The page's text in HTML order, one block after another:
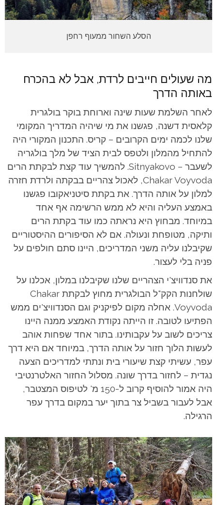
הסלע השחור ממעוף רחפן
מה שעולים חייבים לרדת, אבל לא בהכרח
באותה הדרך
לאחר השלמת שעות שינה וארוחת בוקר בולגרית
קלאסית דשנה, פגשנו את מי שיהיה המדריך המקומי
שלנו לכמה ימים הקרובים – קריס. התכנון המקורי היה
להתחיל מהמלון ולטפס לבית הציד של מלך בולגריה
לשעבר – Sitnyakovo. להמשיך עוד קצת לבקתת הרים
Chakar Voyvoda, לאכול צהריים בבקתה ולרדת חזרה
למלון על אותה הדרך. את בקתת סיטניאקובו פגשנו
באמצע העליה והיא לא ממש הרשימה אף אחד
במיוחד. מבחוץ היא נראתה כמו עוד בקתת הרים
ותיקה, מטופחת ונעולה. אם לא הסיפורים ההיסטוריים
שקיבלנו עליה משני המדריכים, היינו סתם חולפים על
פניה בלי לעצור.
את סנדוויצ'י הצהריים שלנו שקיבלנו במלון, אכלנו על
שולחנות הקק"ל הבולגרית מחוץ לבקתת Chakar
Voyvoda. אחלה מקום לפיקניק וגם הסנדוויצ'ים ממש
הפתיעו לטובה. זו הייתה נקודת האמצע ממנה היינו
צריכים לשוב על עקבותינו. בתור אחד שפחות אוהב
לעשות הלוך חזור על אותה הדרך, במיוחד אם היא דרך
עפר, עשיתי קצת שיעורי בית ונתתי למדריכים הצעה
נגדית – לחזור בדרך שונה. מסלול החזור האלטרנטיבי
היה אמור להוסיף קרוב ל-150 מ' לטיפוס המצטבר,
אבל לעבור בשביל צר בתוך יער במקום בדרך עפר
הרגילה.